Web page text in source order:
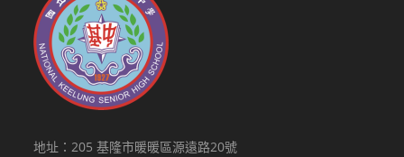
地址：205 基隆市暖暖區源遠路20號